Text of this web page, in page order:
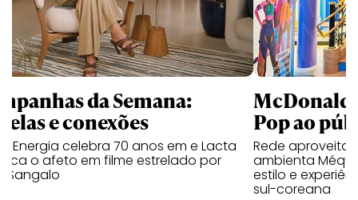
da Semana:
e conexões
Energia celebra 70 anos em e Lacta
o afeto em filme estrelado por
Sangalo
Pop ao
Rede aproveita
ambienta Méqui
estilo e
sul-coreana